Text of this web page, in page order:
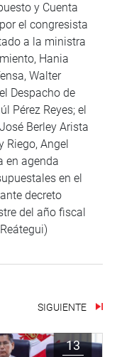
y Cuenta
el congresista
a la ministra
Hania
Walter
Despacho de
Pérez Reyes; el
Berley Arista
Riego, Angel
en agenda
en el
decreto
del año fiscal
SIGUIENTE
13